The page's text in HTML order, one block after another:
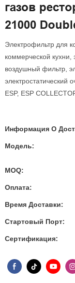
газов
21000
Электрофильтр для
коммерческой кухни,
воздушный фильтр,
электростатический
ESP, ESP
Информация О
Модель:
MOQ:
Оплата:
Время Доставки:
Стартовый Порт:
Сертификация: